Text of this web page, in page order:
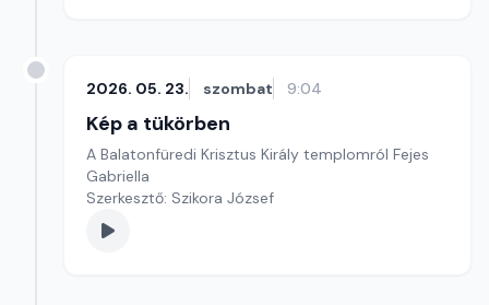
2026. 05. 23. szombat 9:04
Kép a tükörben
A Balatonfüredi Krisztus Király templomról Fejes
Gabriella
Szerkesztő: Szikora József